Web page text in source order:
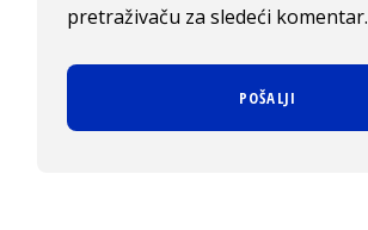
pretraživaču za sledeći komentar.